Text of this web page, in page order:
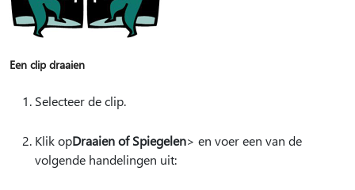
Een clip draaien
Selecteer de clip.
Klik opDraaien of Spiegelen> en voer een van de
volgende handelingen uit: